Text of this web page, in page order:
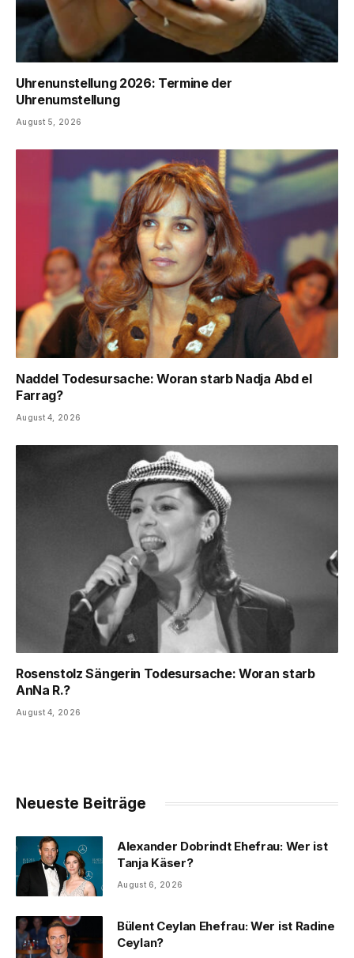
Uhrenunstellung 2026: Termine der
Uhrenumstellung
August 5, 2026
Naddel Todesursache: Woran starb Nadja Abd el
Farrag?
August 4, 2026
Rosenstolz Sängerin Todesursache: Woran starb
AnNa R.?
August 4, 2026
Neueste Beiträge
Alexander Dobrindt Ehefrau: Wer ist
Tanja Käser?
August 6, 2026
Bülent Ceylan Ehefrau: Wer ist Radine
Ceylan?